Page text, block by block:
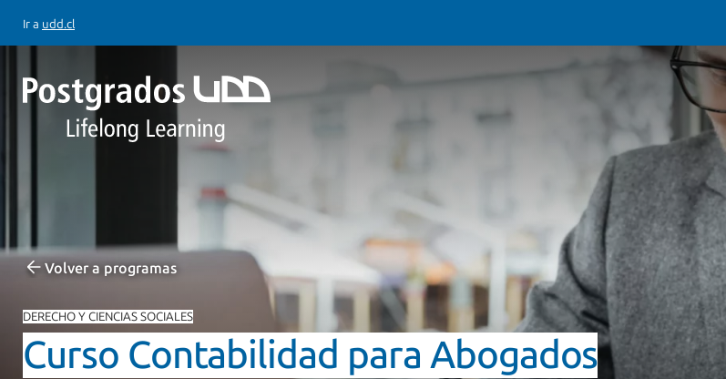
Ir a udd.cl
Volver a programas
DERECHO Y CIENCIAS SOCIALES
Curso Contabilidad para Abogados